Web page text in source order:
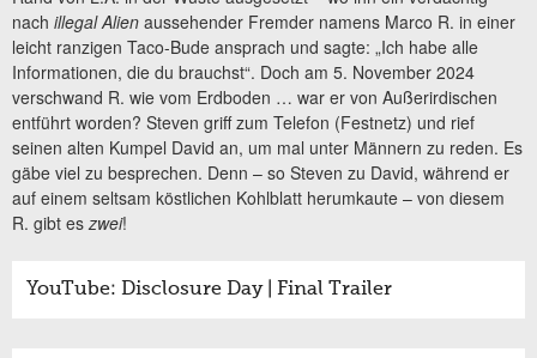
nach illegal Alien aussehender Fremder namens Marco R. in einer
leicht ranzigen Taco-Bude ansprach und sagte: „Ich habe alle
Informationen, die du brauchst“. Doch am 5. November 2024
verschwand R. wie vom Erdboden … war er von Außerirdischen
entführt worden? Steven griff zum Telefon (Festnetz) und rief
seinen alten Kumpel David an, um mal unter Männern zu reden. Es
gäbe viel zu besprechen. Denn – so Steven zu David, während er
auf einem seltsam köstlichen Kohlblatt herumkaute – von diesem
R. gibt es zwei!
YouTube: Disclosure Day | Final Trailer